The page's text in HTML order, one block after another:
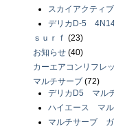
スカイアクティ
デリカD-5
ｓｕｒｆ (23)
お知らせ (40)
カーエアコンリフレ
マルチサーブ (72)
デリカD5 マル
ハイエース マ
マルチサーブ ガ